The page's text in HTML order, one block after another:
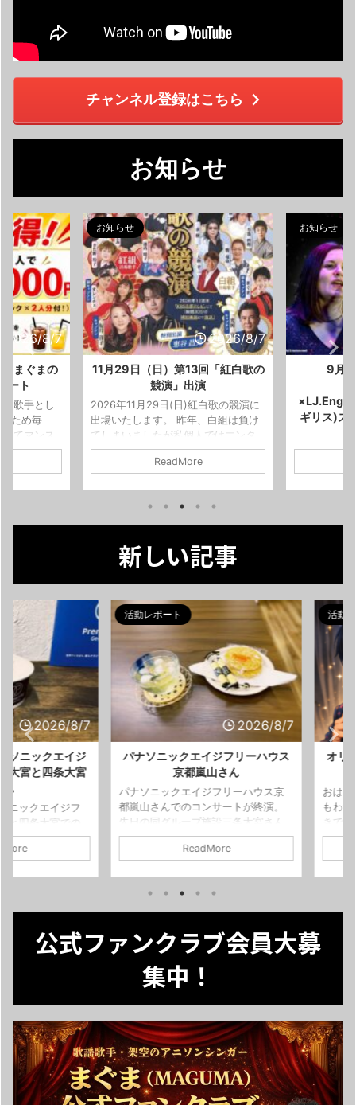
チャンネル登録はこちら
お知らせ
2026/8/7
まぐまの
ート
歌手とし
ため毎
てマンス
す。 今月
ドリンク付)
まを観て
た方はぜ
用 ...
お知らせ
2026/8/7
11月29日（日）第13回「紅白歌の
競演」出演
2026年11月29日(日)紅白歌の競演に
出場いたします。 昨年、白組は負け
てしまいましたが私個人ではエンタ
ーテイメント賞をいただきました。
なんと、今回は有り難くも白組の副
きます。 預かったチケットは25枚！
座席も良い番号を頂戴いたしまし
チケットをお願いするほどたくさん
の方に応援に来ていただきたいで
す。どうか、副キャプテンとしての
まぐまと歌謡歌手の新米としてがん
ばっているまぐまを観にしてやって
ください ...
ReadMore
お知らせ
9月
ギリス)ス
さま吉さん
どうやら、
さま吉コン
ングリッシ
レーション
実現いたし
り、世界で
した ...
新しい記事
2026/8/7
クエイジ
四条大宮
エイジフ
大宮での
トを無事
。 どちら
とうござ
酒粕のビ
はLINEま
活動レポート
2026/8/7
パナソニックエイジフリーハウス
京都嵐山さん
パナソニックエイジフリーハウス京
都嵐山さんでのコンサートが終演。
先日の同グループ施設三条大宮さん
と四条大宮さんもそれはそれは暖か
かったですが京都嵐山さんにも大変
ヒットナンバーからそれぞれ結びつ
けて、皆様と一緒に歌う。 そうする
る。 そんな想いが互いに伝わると皆
様の表情もだんだん明るくなってい
きます。 今日も素敵な笑顔と歌声に
出会えました。 お菓子までいただけ
て私の方がハッピーです。 ありがと
うございました。 ...
ReadMore
活動レポート
オリジナ
おはようご
もわたくし
きです。 そ
ファンクラ
ーになって
SNSのメッ
LINEまで。
公式ファンクラブ会員大募
集中！